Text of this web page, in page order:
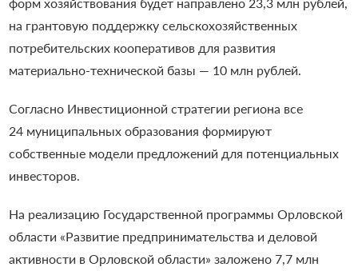
на грантовую поддержку сельскохозяйственных
потребительских кооперативов для развития
материально-технической базы — 10 млн рублей.
Согласно Инвестиционной стратегии региона все
24 муниципальных образования формируют
собственные модели предложений для потенциальных
инвесторов.
На реализацию Государственной программы Орловской
области «Развитие предпринимательства и деловой
активности в Орловской области» заложено 7,7 млн